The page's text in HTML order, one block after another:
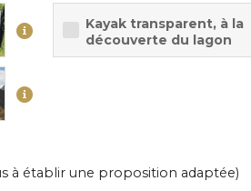
Kayak transparent, à la
découverte du lagon
à établir une proposition adaptée)